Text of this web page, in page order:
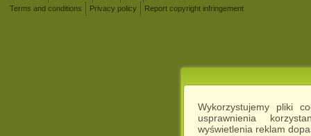
Wykorzystujemy pliki
usprawnienia
wyświetlenia reklam
Terms and conditions
Privacy policy Report copyright infringement